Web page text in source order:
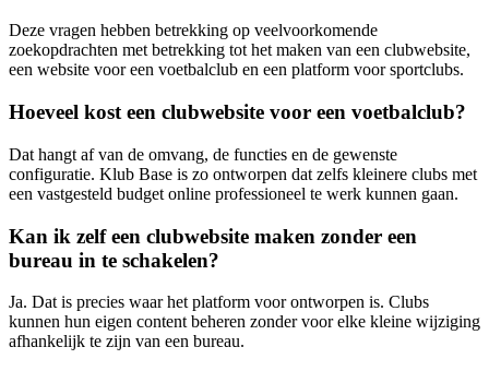
Deze vragen hebben betrekking op veelvoorkomende
zoekopdrachten met betrekking tot het maken van een clubwebsite,
een website voor een voetbalclub en een platform voor sportclubs.
Hoeveel kost een clubwebsite voor een voetbalclub?
Dat hangt af van de omvang, de functies en de gewenste
configuratie. Klub Base is zo ontworpen dat zelfs kleinere clubs met
een vastgesteld budget online professioneel te werk kunnen gaan.
Kan ik zelf een clubwebsite maken zonder een
bureau in te schakelen?
Ja. Dat is precies waar het platform voor ontworpen is. Clubs
kunnen hun eigen content beheren zonder voor elke kleine wijziging
afhankelijk te zijn van een bureau.